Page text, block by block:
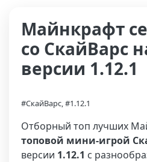
Майнкрафт
со СкайВарс
версии 1.12.1
#СкайВарс, #1.12.1
Отборный топ лучших
топовой мини-игрой
версии 1.12.1 с